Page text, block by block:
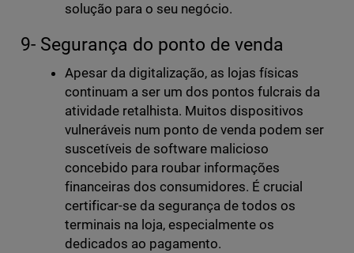
solução para o seu negócio.
9- Segurança do ponto de venda
Apesar da digitalização, as lojas físicas
continuam a ser um dos pontos fulcrais da
atividade retalhista. Muitos dispositivos
vulneráveis num ponto de venda podem ser
suscetíveis de software malicioso
concebido para roubar informações
financeiras dos consumidores. É crucial
certificar-se da segurança de todos os
terminais na loja, especialmente os
dedicados ao pagamento.